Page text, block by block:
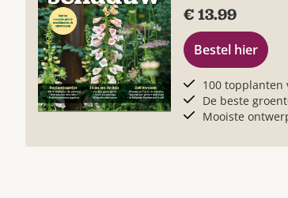
€ 13.99
100 topplanten
De beste
Mooiste
Bestel hier